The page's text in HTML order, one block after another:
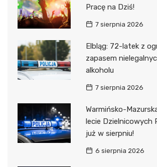
Pracę na Dziś!
7 sierpnia 2026
Elbląg: 72-latek z
zapasem
alkoholu
7 sierpnia 2026
Warmińsko-
lecie Dzielnicowych
już w sierpniu!
6 sierpnia 2026